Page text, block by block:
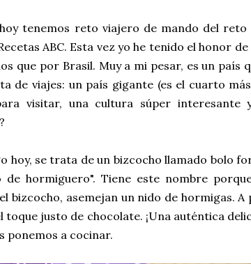
tenemos reto viajero de mando del reto
ABC. Esta vez yo he tenido el honor
que por Brasil. Muy a mi pesar, es un país
de viajes: un país gigante (es el cuarto
visitar, una cultura súper interesante
hoy, se trata de un bizcocho llamado bolo
hormiguero". Tiene este nombre
bizcocho, asemejan un nido de hormigas. A
toque justo de chocolate. ¡Una auténtica
ponemos a cocinar.